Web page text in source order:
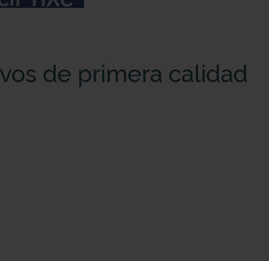
de primera calidad